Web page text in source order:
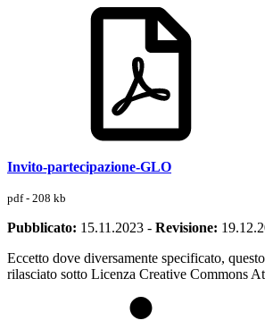
Invito-partecipazione-GLO
pdf - 208 kb
Pubblicato: 15.11.2023 - Revisione:
Eccetto dove diversamente specificato,
rilasciato sotto Licenza Creative Commons